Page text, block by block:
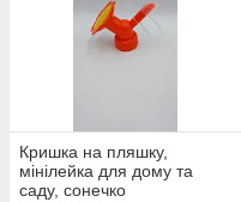
Кришка на пляшку,
мінілейка для дому та
саду, сонечко